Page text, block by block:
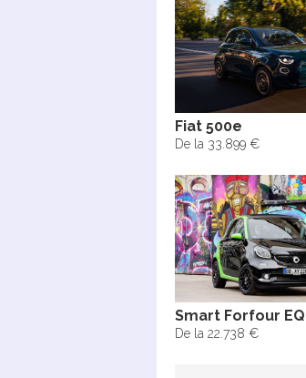
Fiat 500e
De la 33.899 €
Smart Forfour EQ
De la 22.738 €